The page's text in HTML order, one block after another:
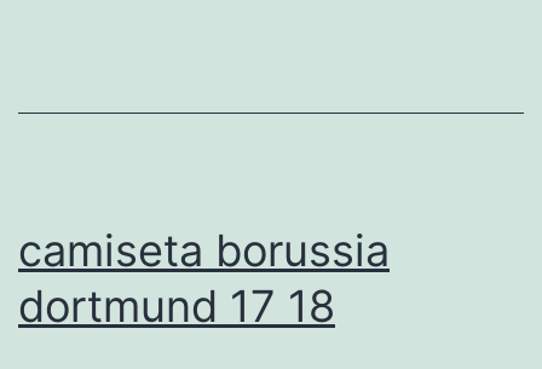
camiseta borussia
dortmund 17 18